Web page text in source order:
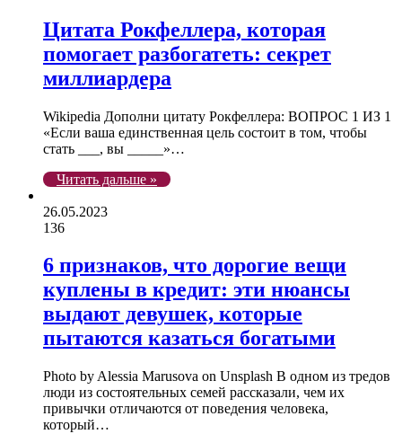
Цитата Рокфеллера, которая
помогает разбогатеть: секрет
миллиардера
Wikipedia Дополни цитату Рокфеллера: ВОПРОС 1 ИЗ 1
«Если ваша единственная цель состоит в том, чтобы
стать ___, вы _____»…
Читать дальше »
26.05.2023
136
6 признаков, что дорогие вещи
куплены в кредит: эти нюансы
выдают девушек, которые
пытаются казаться богатыми
Photo by Alessia Marusova on Unsplash В одном из тредов
люди из состоятельных семей рассказали, чем их
привычки отличаются от поведения человека,
который…